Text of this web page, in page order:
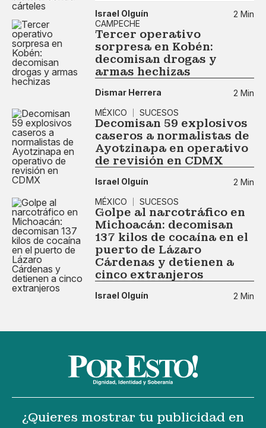
Israel Olguín
2 Min
CAMPECHE
Tercer operativo
sorpresa en Kobén:
decomisan drogas y
armas hechizas
Dismar Herrera
2 Min
MÉXICO
SUCESOS
Decomisan 59 explosivos
caseros a normalistas de
Ayotzinapa en operativo
de revisión en CDMX
Israel Olguín
2 Min
MÉXICO
SUCESOS
Golpe al narcotráfico en
Michoacán: decomisan
137 kilos de cocaína en el
puerto de Lázaro
Cárdenas y detienen a
cinco extranjeros
Israel Olguín 2 Min
¿Quieres mostrar tu publicidad en